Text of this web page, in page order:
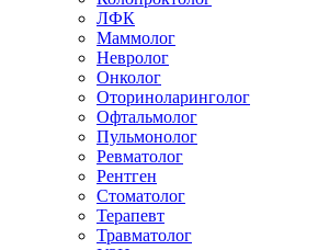
ЛФК
Маммолог
Невролог
Онколог
Оториноларинголог
Офтальмолог
Пульмонолог
Ревматолог
Рентген
Стоматолог
Терапевт
Травматолог